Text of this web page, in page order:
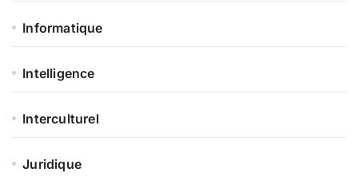
Informatique
Intelligence
Interculturel
Juridique